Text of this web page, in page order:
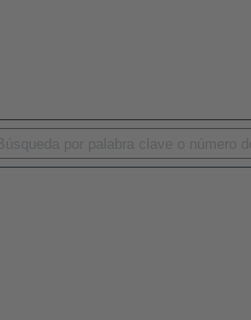
industriales / Han®